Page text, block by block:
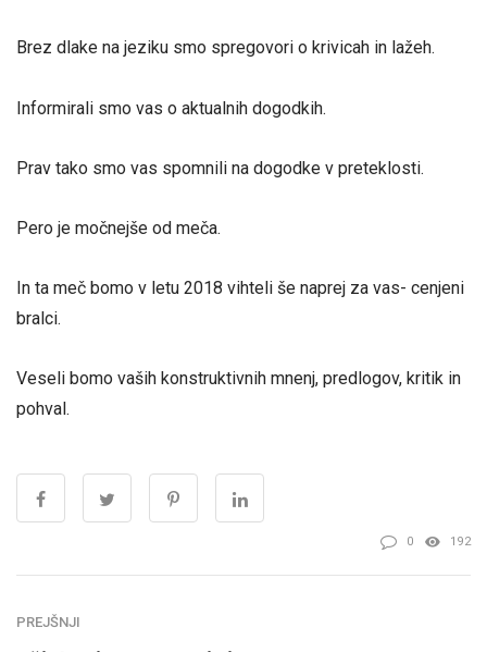
Brez dlake na jeziku smo spregovori o krivicah in lažeh.
Informirali smo vas o aktualnih dogodkih.
Prav tako smo vas spomnili na dogodke v preteklosti.
Pero je močnejše od meča.
In ta meč bomo v letu 2018 vihteli še naprej za vas- cenjeni
bralci.
Veseli bomo vaših konstruktivnih mnenj, predlogov, kritik in
pohval.
0 192
PREJŠNJI